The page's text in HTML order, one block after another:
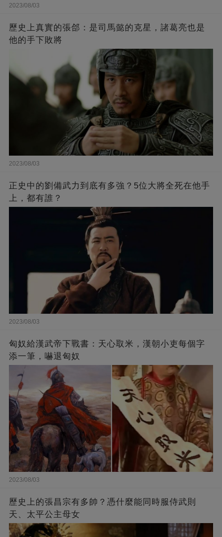
2023/08/03
歷史上真實的張郃：是司馬懿的克星，諸葛亮也是
他的手下敗將
2023/08/03
正史中的劉備武力到底有多強？5位大將全死在他手
上，都有誰？
2023/08/03
匈奴給漢武帝下戰書：天心取米，漢朝小吏每個字
添一筆，嚇退匈奴
2023/08/03
歷史上的張昌宗有多帥？憑什麼能同時服侍武則
天、太平公主母女